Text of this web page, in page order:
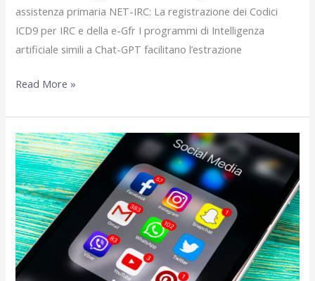
assistenza primaria NET-IRC: La registrazione dei Codici
ICD9 per IRC e della e-Gfr I programmi di Intelligenza
artificiale simili a Chat-GPT facilitano l’estrazione
Dicembre
Read More »